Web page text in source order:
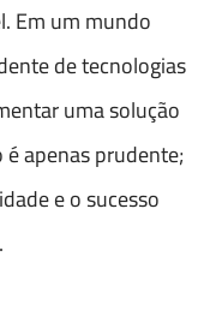
Em um mundo
de tecnologias
uma solução
apenas prudente;
e o sucesso